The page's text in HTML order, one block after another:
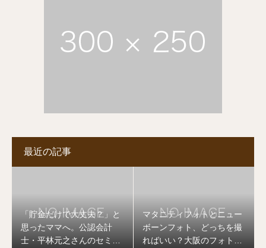
最近の記事
「貯金だけで大丈夫？」と
思ったママへ。公認会計
士・平林元之さんのセミナ
マタニティフォトとニュー
ボーンフォト、どっちを撮
ればいい？大阪のフォトグ